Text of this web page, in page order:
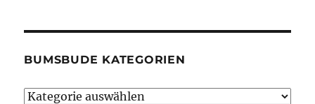
BUMSBUDE KATEGORIEN
Bumsbude